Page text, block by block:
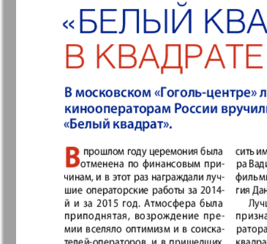
43 44
49
55
61
7плюс7я Авангард
Анонс Антенна
Афиша Augsburg Бизнес
Ваша газета Версия
Вечное
сокровище
Восточная
Германия